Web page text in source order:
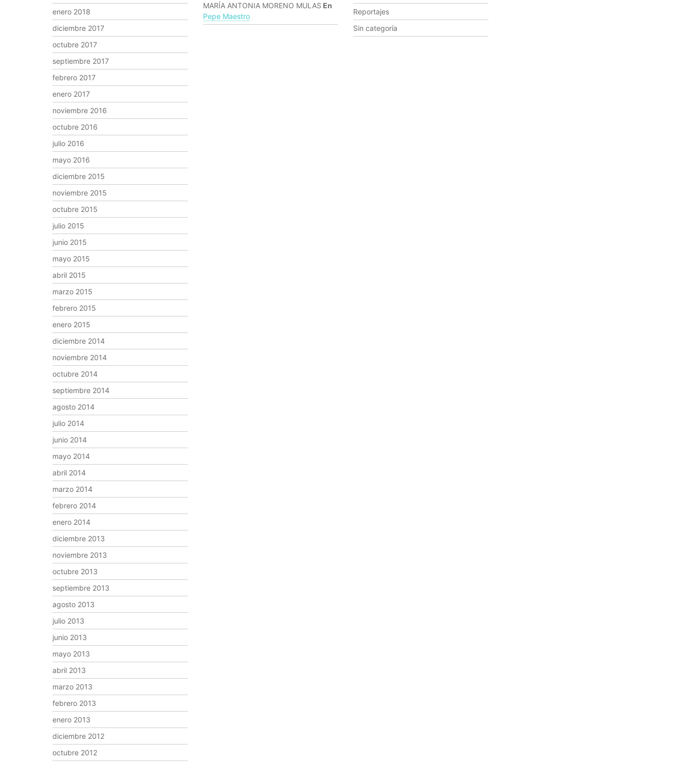
enero 2018
diciembre 2017
octubre 2017
septiembre 2017
febrero 2017
enero 2017
noviembre 2016
octubre 2016
julio 2016
mayo 2016
diciembre 2015
noviembre 2015
octubre 2015
julio 2015
junio 2015
mayo 2015
abril 2015
marzo 2015
febrero 2015
enero 2015
diciembre 2014
noviembre 2014
octubre 2014
septiembre 2014
agosto 2014
julio 2014
junio 2014
mayo 2014
abril 2014
marzo 2014
febrero 2014
enero 2014
diciembre 2013
noviembre 2013
octubre 2013
septiembre 2013
agosto 2013
julio 2013
junio 2013
mayo 2013
abril 2013
marzo 2013
febrero 2013
enero 2013
diciembre 2012
octubre 2012
MARÍA ANTONIA MORENO MULAS En
Pepe Maestro
Reportajes
Sin categoría